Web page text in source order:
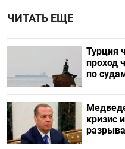
ЧИТАТЬ ЕЩЕ
Турция
проход
по
кризис